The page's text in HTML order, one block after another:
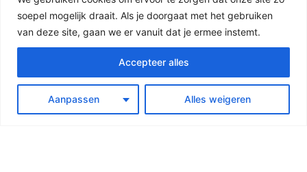
soepel mogelijk draait. Als je doorgaat met het gebruiken
van deze site, gaan we er vanuit dat je ermee instemt.
Aanpassen Alles weigeren
Accepteer alles